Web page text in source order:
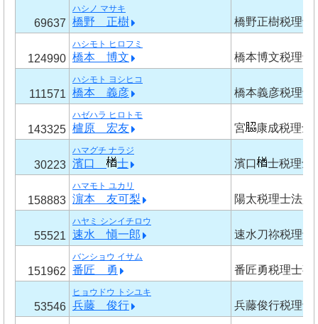
69637
ハシノ マサキ
橋野 正樹 橋野正樹税理士
124990
ハシモト ヒロフミ
橋本 博文 橋本博文税理士
111571
ハシモト ヨシヒコ
橋本 義彦 橋本義彦税理士
143325
ハゼハラ ヒロトモ
櫨原 宏友 宮 康成税理士
30223
ハマグチ ナラジ
濱口 士 濱口 士税理士
158883
ハマモト ユカリ
濵本 友可梨 陽太税理士法
55521
ハヤミ シンイチロウ
速水 愼一郎 速水刀祢税理士
151962
バンショウ イサム
番匠 勇 番匠勇税理士事
53546
ヒョウドウ トシユキ
兵藤 俊行 兵藤俊行税理士